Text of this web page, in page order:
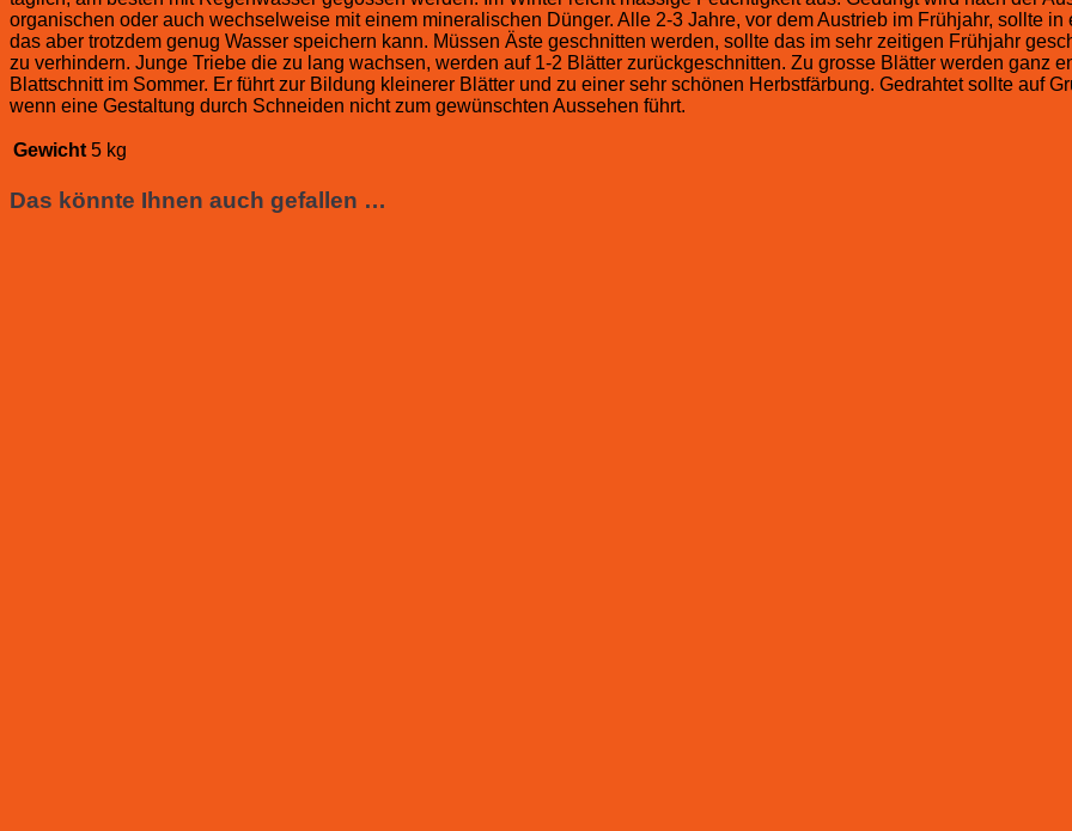
organischen oder auch wechselweise mit einem mineralischen Dünger. Alle 2-3 Jahre, vor dem Austrieb im Frühjahr, sollte
das aber trotzdem genug Wasser speichern kann. Müssen Äste geschnitten werden, sollte das im sehr zeitigen Frühjahr
zu verhindern. Junge Triebe die zu lang wachsen, werden auf 1-2 Blätter zurückgeschnitten. Zu grosse Blätter werden ganz
Blattschnitt im Sommer. Er führt zur Bildung kleinerer Blätter und zu einer sehr schönen Herbstfärbung. Gedrahtet sollte auf
wenn eine Gestaltung durch Schneiden nicht zum gewünschten Aussehen führt.
Gewicht 5 kg
Das könnte Ihnen auch gefallen …